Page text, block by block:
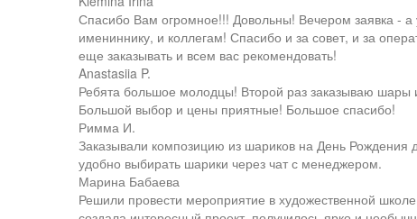
Спасибо Вам огромное!!! Довольны! Вечером заявка -
имениннику, и коллегам! Спасибо и за совет, и за
еще заказывать и всем вас рекомендовать!
Anastasiia P.
Ребята большое молодцы! Второй раз заказываю шары
Большой выбор и цены приятные! Большое спасибо!
Римма И.
Заказывали композицию из шариков на День Рождения
удобно выбирать шарики через чат с менеджером.
Марина Бабаева
Решили провести мероприятие в художественной